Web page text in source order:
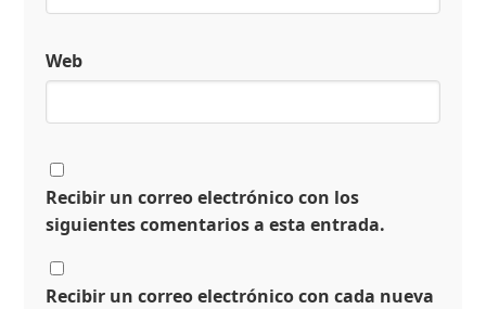
Web
Recibir un correo electrónico con los
siguientes comentarios a esta entrada.
Recibir un correo electrónico con cada nueva